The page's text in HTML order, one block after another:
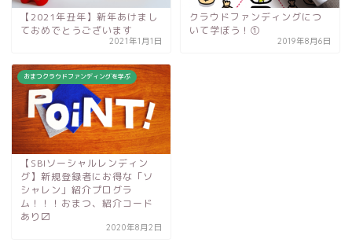
【2021年丑年】新年あけまし
ておめでとうございます
2021年1月1日
クラウドファンディングにつ
いて学ぼう！①
2019年8月6日
おまつクラウドファンディングを学ぶ
【SBIソーシャルレンディン
グ】新規登録者にお得な「ソ
シャレン」紹介プログラ
ム！！！おまつ、紹介コード
あり〼
2020年8月2日